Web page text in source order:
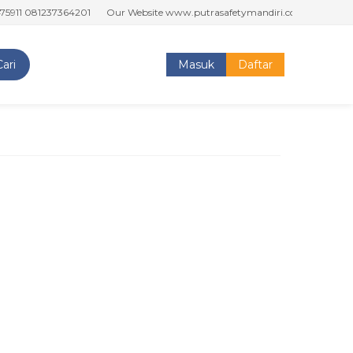
081237364201 Our Website www.putrasafetymandiri.com
Masuk Daftar